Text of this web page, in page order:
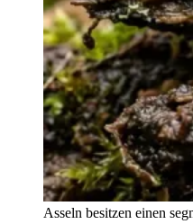
Asseln besitzen einen